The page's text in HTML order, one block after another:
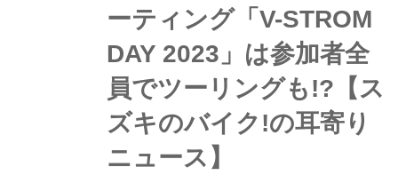
ーティング「V-STROM
DAY 2023」は参加者全
員でツーリングも!?【ス
ズキのバイク!の耳寄り
ニュース】